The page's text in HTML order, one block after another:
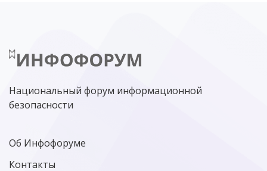
МИНЦИФРЫ РОССИИ NGFW
Национальный форум информационной
безопасности
Об Инфофоруме
Контакты